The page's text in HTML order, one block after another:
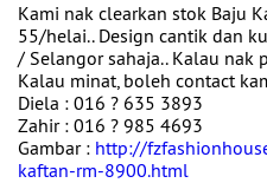
Kami nak clearkan stok Baju
55/helai.. Design cantik dan
/ Selangor sahaja.. Kalau nak
Kalau minat, boleh contact
Diela : 016 ? 635 3893
Zahir : 016 ? 985 4693
Gambar : http://
kaftan-rm-8900.html